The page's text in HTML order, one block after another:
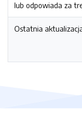
lub odpowiada za
Ostatnia